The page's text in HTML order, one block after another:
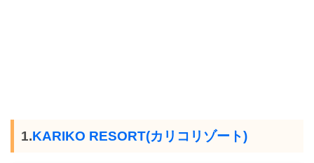
1.KARIKO RESORT(カリコリゾート)